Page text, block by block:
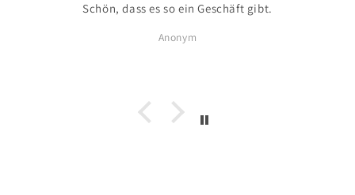
Schön, dass es so ein Geschäft gibt.
Anonym